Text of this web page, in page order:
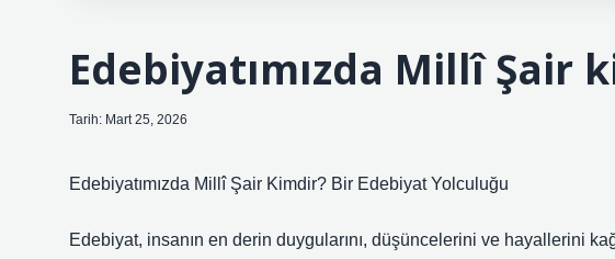
Edebiyatımızda Millî Şair
Tarih: Mart 25, 2026
Edebiyatımızda Millî Şair Kimdir? Bir Edebiyat Yolculuğu
Edebiyat, insanın en derin duygularını, düşüncelerini ve hayallerini